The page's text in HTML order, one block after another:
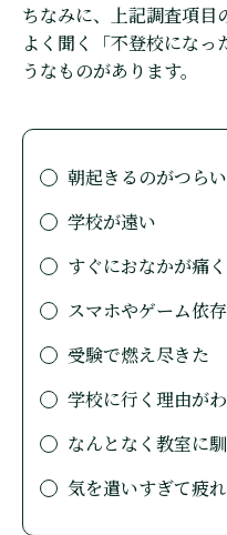
ちなみに、上記調査項目
よく聞く「不登校になっ
うなものがあります。
朝起きるのがつらい
学校が遠い
すぐにおなかが痛
スマホやゲーム依
受験で燃え尽きた
学校に行く理由が
なんとなく教室に
気を遣いすぎて疲